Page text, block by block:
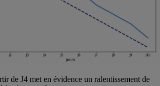
de J4 met en évidence un ralentissement de